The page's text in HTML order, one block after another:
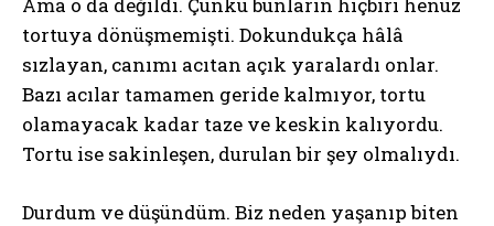
tortuya dönüşmemişti. Dokundukça hâlâ
sızlayan, canımı acıtan açık yaralardı onlar.
Bazı acılar tamamen geride kalmıyor, tortu
olamayacak kadar taze ve keskin kalıyordu.
Tortu ise sakinleşen, durulan bir şey olmalıydı.
Durdum ve düşündüm. Biz neden yaşanıp biten